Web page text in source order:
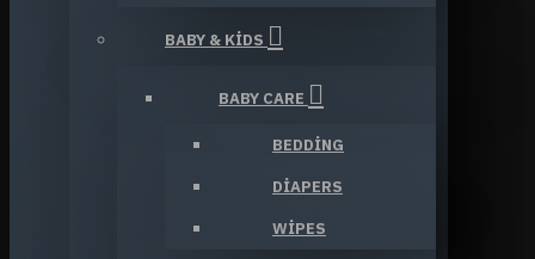
BABY & KIDS
BABY CARE
BEDDING
DIAPERS
WIPES